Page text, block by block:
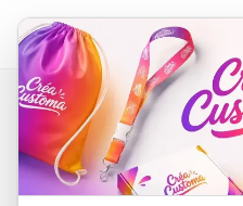
Catalogue Sacs Sac Cuper
EN STOCK